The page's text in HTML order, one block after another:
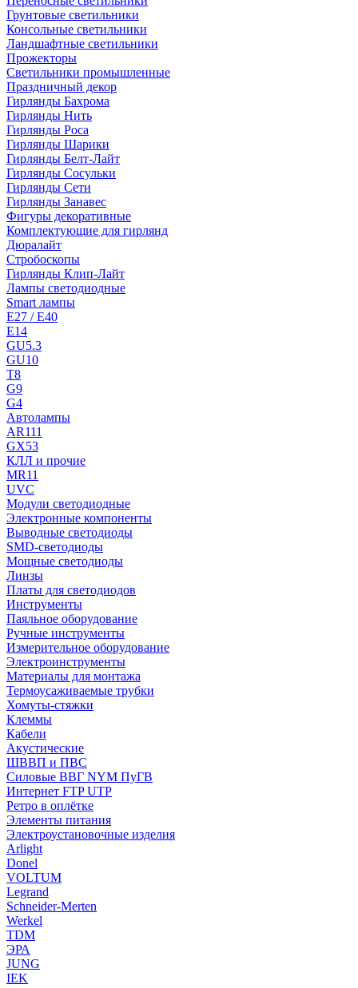
Грунтовые светильники
Консольные светильники
Ландшафтные светильники
Прожекторы
Светильники промышленные
Праздничный декор
Гирлянды Бахрома
Гирлянды Нить
Гирлянды Роса
Гирлянды Шарики
Гирлянды Белт-Лайт
Гирлянды Сосульки
Гирлянды Сети
Гирлянды Занавес
Фигуры декоративные
Комплектующие для гирлянд
Дюралайт
Стробоскопы
Гирлянды Клип-Лайт
Лампы светодиодные
Smart лампы
E27 / E40
E14
GU5.3
GU10
T8
G9
G4
Автолампы
AR111
GX53
КЛЛ и прочие
MR11
UVC
Модули светодиодные
Электронные компоненты
Выводные светодиоды
SMD-светодиоды
Мощные светодиоды
Линзы
Платы для светодиодов
Инструменты
Паяльное оборудование
Ручные инструменты
Измерительное оборудование
Электроинструменты
Материалы для монтажа
Термоусаживаемые трубки
Хомуты-стяжки
Клеммы
Кабели
Акустические
ШВВП и ПВС
Силовые ВВГ NYM ПуГВ
Интернет FTP UTP
Ретро в оплётке
Элементы питания
Электроустановочные изделия
Arlight
Donel
VOLTUM
Legrand
Schneider-Merten
Werkel
TDM
ЭРА
JUNG
IEK